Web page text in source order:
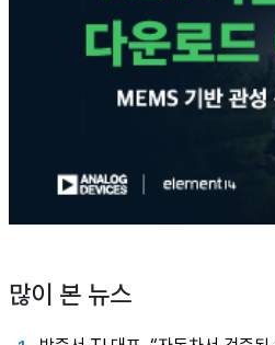
많이 본 뉴스